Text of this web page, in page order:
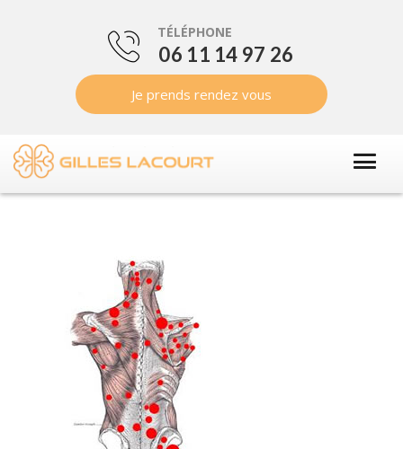
TÉLÉPHONE
06 11 14 97 26
Je prends rendez vous